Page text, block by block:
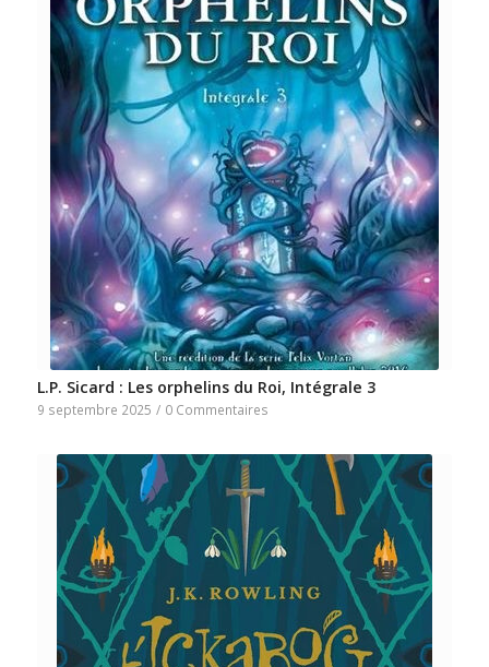
L.P. Sicard : Les orphelins du Roi, Intégrale 3
9 septembre 2025 / 0 Commentaires